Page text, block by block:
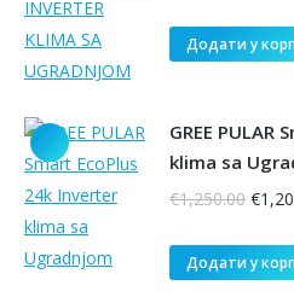
је
Додати у
GREE
klima sa
€1,250.00
је
€
Додати у